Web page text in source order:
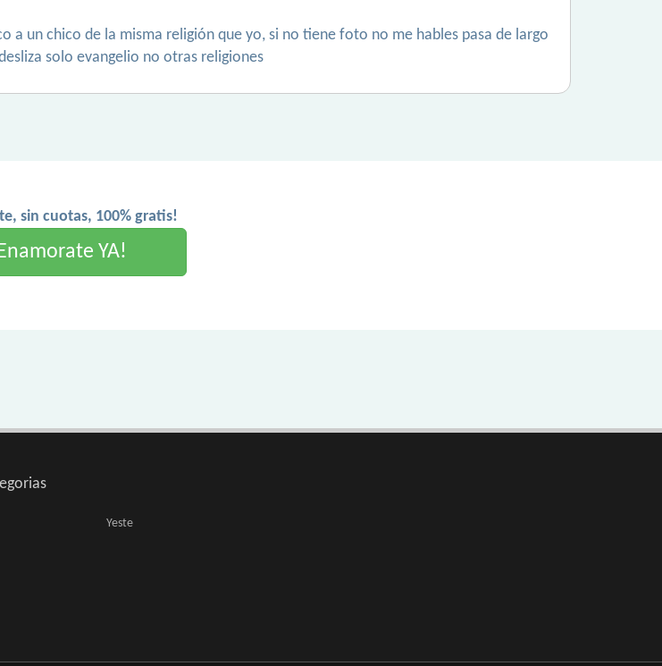
a un chico de la misma religión que yo, si no tiene foto no me hables pasa de largo
solo evangelio no otras religiones
sin cuotas, 100% gratis!
YA!
Yeste